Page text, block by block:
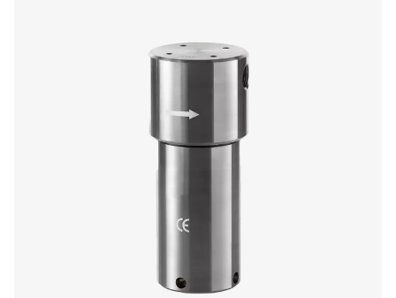
Filtres haute pression HP 50
Les filtres haute pression HP 50 garantissent une
exceptionnelle et des performances fiables à des
pouvant atteindre 50 barg (725 psi), avec des options
aluminium ou en acier inoxydable pour plus de